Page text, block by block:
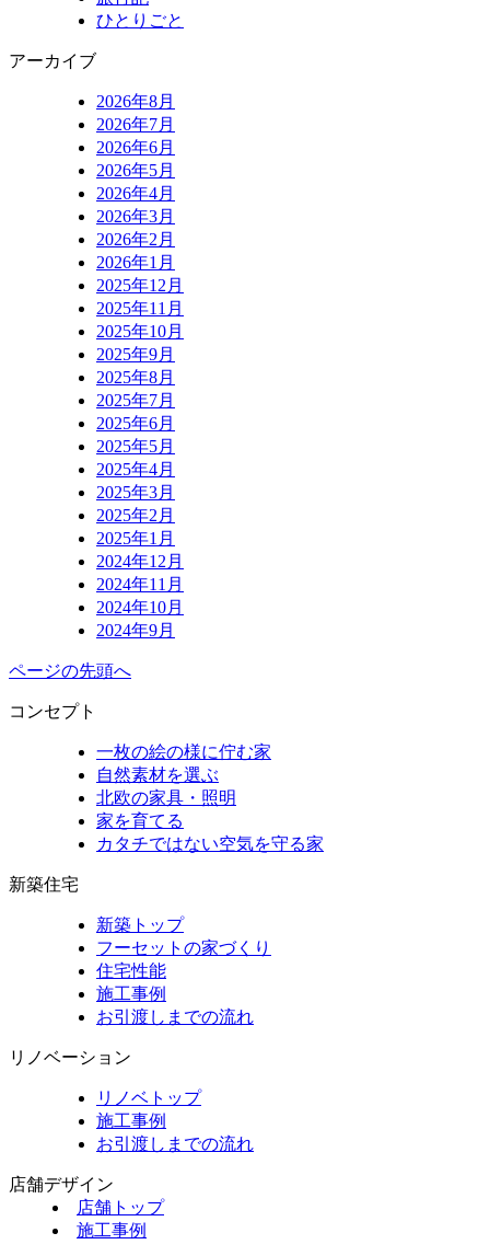
ひとりごと
アーカイブ
2026年8月
2026年7月
2026年6月
2026年5月
2026年4月
2026年3月
2026年2月
2026年1月
2025年12月
2025年11月
2025年10月
2025年9月
2025年8月
2025年7月
2025年6月
2025年5月
2025年4月
2025年3月
2025年2月
2025年1月
2024年12月
2024年11月
2024年10月
2024年9月
ページの先頭へ
コンセプト
一枚の絵の様に佇む家
自然素材を選ぶ
北欧の家具・照明
家を育てる
カタチではない空気を守る家
新築住宅
新築トップ
フーセットの家づくり
住宅性能
施工事例
お引渡しまでの流れ
リノベーション
リノベトップ
施工事例
お引渡しまでの流れ
店舗デザイン
店舗トップ
施工事例